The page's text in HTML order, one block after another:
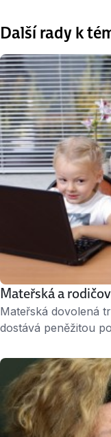
Další rady k
Mateřská a
Mateřská dovolená
dostává peněžitou
původní místo.
mateřskou
mohou matky i
době střídat. …